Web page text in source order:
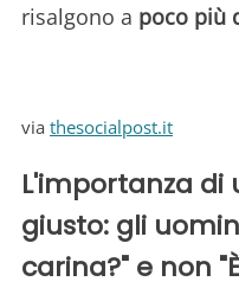
risalgono a poco più
via thesocialpost.it
L'importanza di
giusto: gli
carina?" e non